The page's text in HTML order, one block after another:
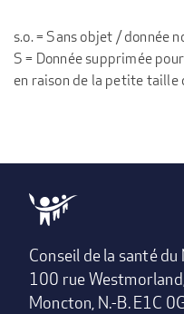
s.o. = Sans objet / donnée
S = Donnée supprimée
en raison de la petite taille
Conseil de la santé
100 rue
Moncton, N.-B. E1C